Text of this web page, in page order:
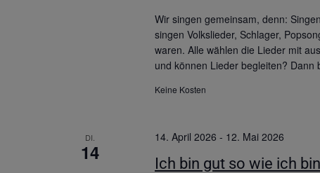
Wir singen gemeinsam, denn:
singen Volkslieder, Schlager,
waren. Alle wählen die Lieder mit
und können Lieder begleiten? Dann
Keine Kosten
DI.
14 Ich bin gut so wie ich
14. April 2026 - 12. Mai 2026